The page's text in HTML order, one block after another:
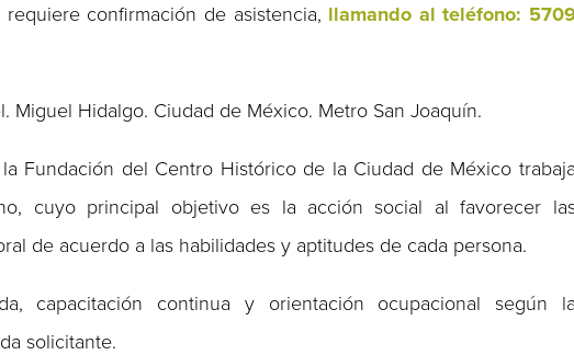
confirmación de asistencia, llamando al teléfono:
Miguel Hidalgo. Ciudad de México. Metro San Joaquín.
Fundación del Centro Histórico de la Ciudad de México
cuyo principal objetivo es la acción social al favorecer
de acuerdo a las habilidades y aptitudes de cada persona.
capacitación continua y orientación ocupacional según
solicitante.